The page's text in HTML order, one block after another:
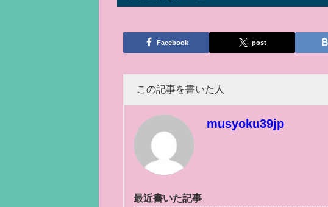
Facebook post
この記事を書いた人
musyoku39jp
最近書いた記事